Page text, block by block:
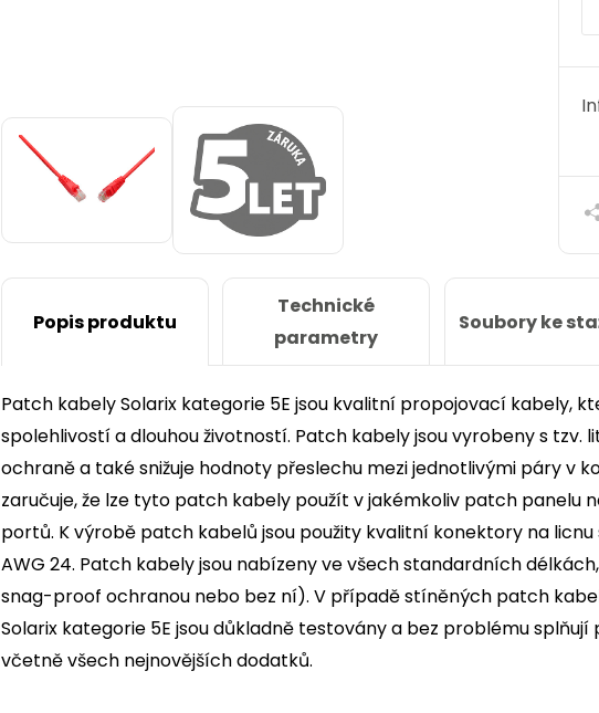
Popis produktu
Technické
parametry
Soubory ke
Patch kabely Solarix kategorie 5E jsou kvalitní propojovací kabely,
spolehlivostí a dlouhou životností. Patch kabely jsou vyrobeny s
ochraně a také snižuje hodnoty přeslechu mezi jednotlivými páry v
zaručuje, že lze tyto patch kabely použít v jakémkoliv patch panelu
portů. K výrobě patch kabelů jsou použity kvalitní konektory na
AWG 24. Patch kabely jsou nabízeny ve všech standardních
snag-proof ochranou nebo bez ní). V případě stíněných patch
Solarix kategorie 5E jsou důkladně testovány a bez problému
včetně všech nejnovějších dodatků.